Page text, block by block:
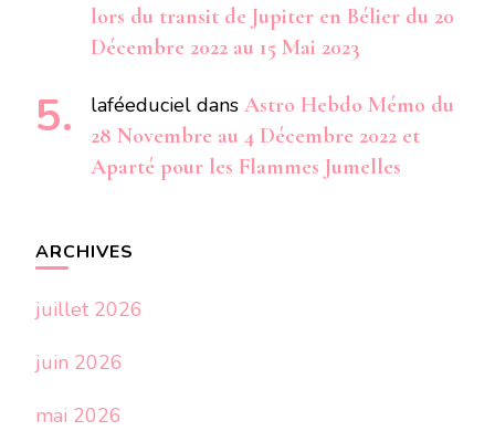
lors du transit de Jupiter en Bélier du 20
Décembre 2022 au 15 Mai 2023
laféeduciel dans Astro Hebdo Mémo du
28 Novembre au 4 Décembre 2022 et
Aparté pour les Flammes Jumelles
ARCHIVES
juillet 2026
juin 2026
mai 2026